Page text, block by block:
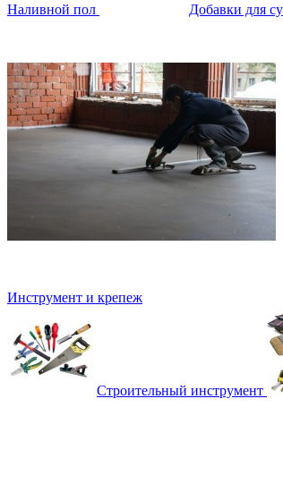
Наливной пол Добавки для
Инструмент и крепеж
Строительный инструмент